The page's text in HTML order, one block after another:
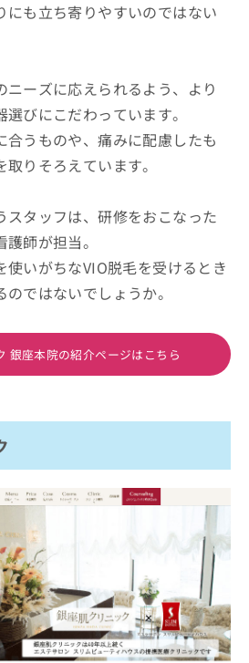
にも立ち寄りやすいのではない
ニーズに応えられるよう、より
びにこだわっています。
合うものや、痛みに配慮したも
りそろえています。
スタッフは、研修をおこなった
師が担当。
使いがちなVIO脱毛を受けるとき
ではないでしょうか。
銀座本院の紹介ページはこちら